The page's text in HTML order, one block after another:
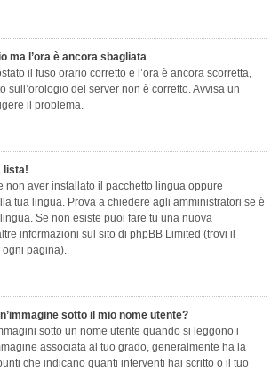
ma l’ora è ancora sbagliata
il fuso orario corretto e l’ora è ancora scorretta,
sull’orologio del server non è corretto. Avvisa un
il problema.
lista!
non aver installato il pacchetto lingua oppure
tua lingua. Prova a chiedere agli amministratori se è
Se non esiste puoi fare tu una nuova
informazioni sul sito di phpBB Limited (trovi il
pagina).
sotto il mio nome utente?
sotto un nome utente quando si leggono i
associata al tuo grado, generalmente ha la
che indicano quanti interventi hai scritto o il tuo